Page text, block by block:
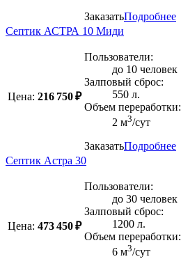
ЗаказатьПодробнее
Септик АСТРА 10 Миди
Цена: 216 750 ₽
Пользователи:
до 10 человек
Залповый сброс:
550 л.
Объем переработки:
2 м3/сут
ЗаказатьПодробнее
Септик Астра 30
Цена: 473 450 ₽
Пользователи:
до 30 человек
Залповый сброс:
1200 л.
Объем переработки:
6 м3/сут